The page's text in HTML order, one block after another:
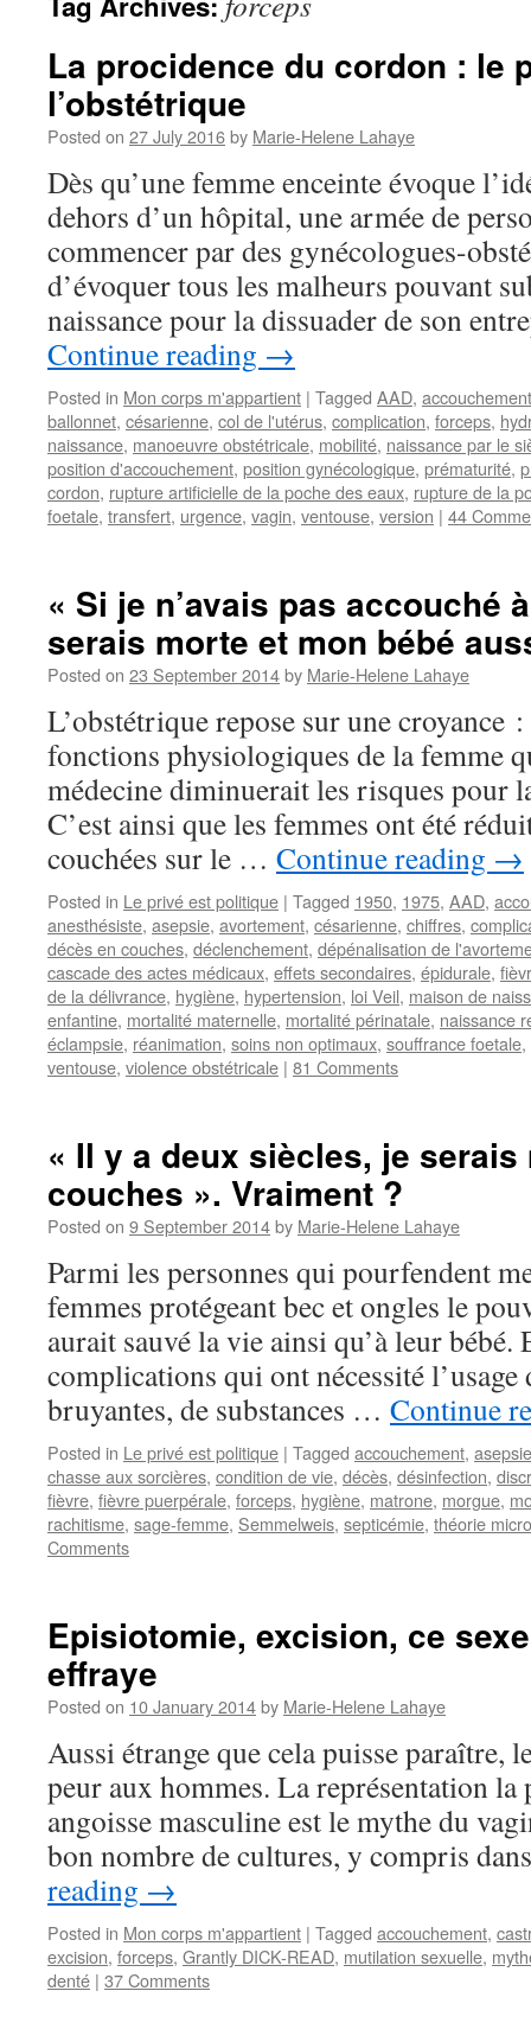
La procidence du cordon : le
l’obstétrique
Posted on 27 July 2016by Marie-Helene Lahaye
Dès qu’une femme enceinte évoque
dehors d’un hôpital, une armée de
commencer par des gynécologues-
d’évoquer tous les malheurs pouvant
naissance pour la dissuader de son
Continue reading →
Posted in Mon corps m'appartient | Tagged AAD, accouchement
ballonnet, césarienne, col de l'utérus, complication, forceps,
naissance, manoeuvre obstétricale, mobilité, naissance par le
position d'accouchement, position gynécologique, prématurité,
cordon, rupture artificielle de la poche des eaux, rupture de la
foetale, transfert, urgence, vagin, ventouse, version | 44
« Si je n’avais pas accouché
serais morte et mon bébé
Posted on 23 September 2014by Marie-Helene Lahaye
L’obstétrique repose sur une croyance
fonctions physiologiques de la femme
médecine diminuerait les risques pour
C’est ainsi que les femmes ont été
couchées sur le … Continue reading →
Posted in Le privé est politique | Tagged 1950, 1975, AAD,
anesthésiste, asepsie, avortement, césarienne, chiffres,
décès en couches, déclenchement, dépénalisation de
cascade des actes médicaux, effets secondaires, épidurale,
de la délivrance, hygiène, hypertension, loi Veil, maison de
enfantine, mortalité maternelle, mortalité périnatale, naissance
éclampsie, réanimation, soins non optimaux, souffrance foetale,
ventouse, violence obstétricale | 81 Comments
« Il y a deux siècles, je serais
couches ». Vraiment ?
Posted on 9 September 2014by Marie-Helene Lahaye
Parmi les personnes qui pourfendent
femmes protégeant bec et ongles le
aurait sauvé la vie ainsi qu’à leur bébé.
complications qui ont nécessité l’usage
bruyantes, de substances … Continue
Posted in Le privé est politique | Tagged accouchement, asepsie
chasse aux sorcières, condition de vie, décès, désinfection,
fièvre, fièvre puerpérale, forceps, hygiène, matrone, morgue,
rachitisme, sage-femme, Semmelweis, septicémie, théorie
Comments
Episiotomie, excision, ce
effraye
Posted on 10 January 2014by Marie-Helene Lahaye
Aussi étrange que cela puisse paraître,
peur aux hommes. La représentation la
angoisse masculine est le mythe du
bon nombre de cultures, y compris
reading →
Posted in Mon corps m'appartient | Tagged accouchement,
excision, forceps, Grantly DICK-READ, mutilation sexuelle,
denté | 37 Comments